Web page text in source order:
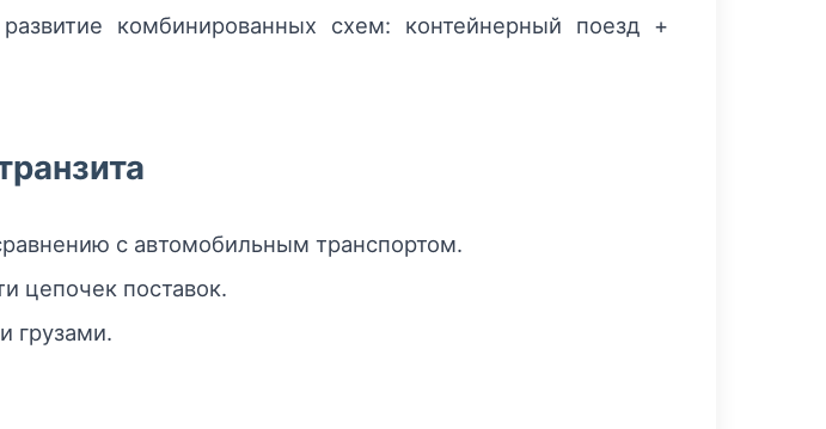
комбинированных схем: контейнерный поезд +
с автомобильным транспортом.
цепочек поставок.
грузами.